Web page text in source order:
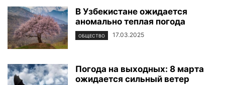
В Узбекистане ожидается
аномально теплая погода
ОБЩЕСТВО 17.03.2025
Погода на выходных: 8 марта
ожидается сильный ветер